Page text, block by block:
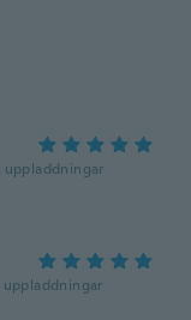
uppladdningar
uppladdningar